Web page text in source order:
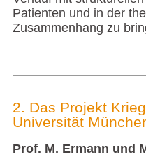
Patienten und in der
Zusammenhang zu
2. Das Projekt
Universität
Prof. M. Ermann und